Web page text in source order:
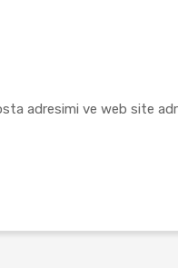
adresimi ve web site